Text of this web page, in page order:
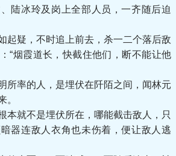
冰玲及岗上全部人员，一齐随后迫
疑，不时追上前去，杀一二个落后敌
“烟霞道长，快截住他们，断不能让他
率的人，是埋伏在阡陌之间，闻林元
。
就不是埋伏所在，哪能截击敌人，只
器连敌人衣角也未伤着，便让敌人逃